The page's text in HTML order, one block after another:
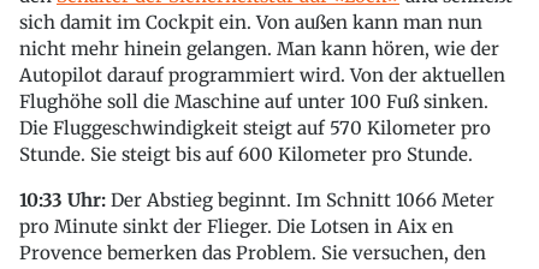
sich damit im Cockpit ein. Von außen kann man nun
nicht mehr hinein gelangen. Man kann hören, wie der
Autopilot darauf programmiert wird. Von der aktuellen
Flughöhe soll die Maschine auf unter 100 Fuß sinken.
Die Fluggeschwindigkeit steigt auf 570 Kilometer pro
Stunde. Sie steigt bis auf 600 Kilometer pro Stunde.
10:33 Uhr: Der Abstieg beginnt. Im Schnitt 1066 Meter
pro Minute sinkt der Flieger. Die Lotsen in Aix en
Provence bemerken das Problem. Sie versuchen, den